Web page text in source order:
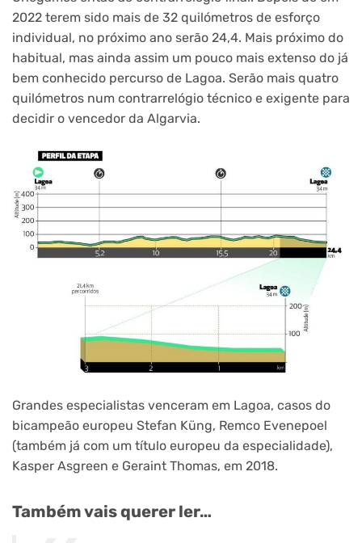
2022 terem sido mais de 32 quilómetros de esforço
individual, no próximo ano serão 24,4. Mais próximo do
habitual, mas ainda assim um pouco mais extenso do já
bem conhecido percurso de Lagoa. Serão mais quatro
quilómetros num contrarrelógio técnico e exigente para
decidir o vencedor da Algarvia.
Grandes especialistas venceram em Lagoa, casos do
bicampeão europeu Stefan Küng, Remco Evenepoel
(também já com um título europeu da especialidade),
Kasper Asgreen e Geraint Thomas, em 2018.
Também vais querer ler…